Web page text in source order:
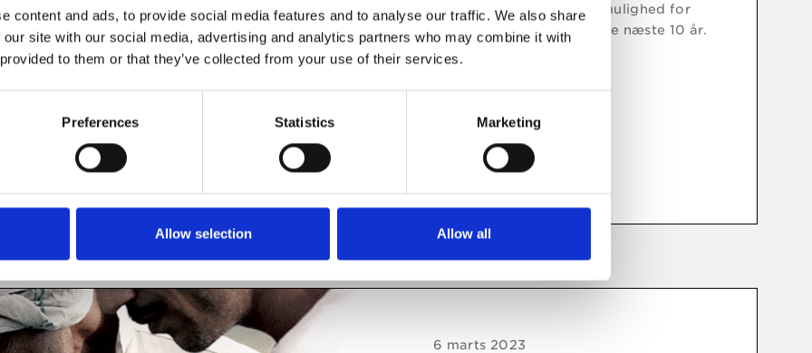
content and ads, to provide social media features and to analyse our traffic. We also share
site with our social media, advertising and analytics partners who may combine it with
to them or that they’ve collected from your use of their services.
Preferences Statistics Marketing
Allow selection Allow all
strukturelle investeringsmulighed for
globale investorer over de næste 10 år.
Læs indsigt
6 marts 2023